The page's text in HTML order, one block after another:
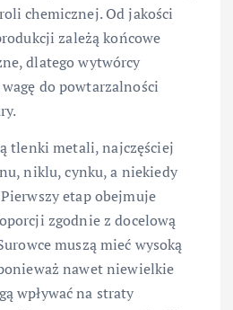
chemicznej. Od jakości
zależą końcowe
dlatego wytwórcy
do powtarzalności
tlenki metali, najczęściej
niklu, cynku, a niekiedy
etap obejmuje
zgodnie z docelową
muszą mieć wysoką
nawet niewielkie
wpływać na straty